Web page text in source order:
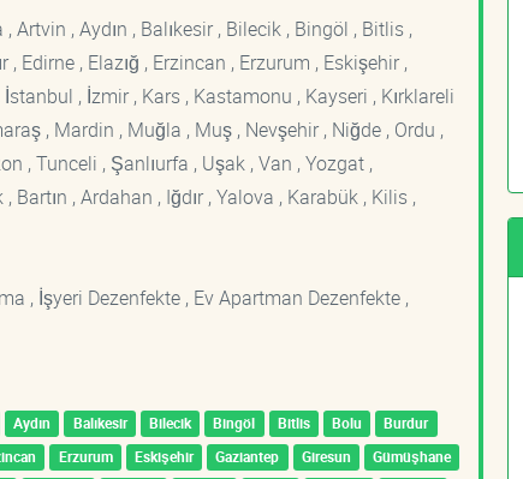
, Aydın , Balıkesir , Bilecik , Bingöl , Bitlis ,
Edirne , Elazığ , Erzincan , Erzurum , Eskişehir ,
, İzmir , Kars , Kastamonu , Kayseri , Kırklareli
, Mardin , Muğla , Muş , Nevşehir , Niğde , Ordu ,
, Tunceli , Şanlıurfa , Uşak , Van , Yozgat ,
, Ardahan , Iğdır , Yalova , Karabük , Kilis ,
, İşyeri Dezenfekte , Ev Apartman Dezenfekte ,
Aydın Balıkesir Bilecik Bingöl Bitlis Bolu
Burdur
Erzurum Eskişehir Gaziantep Giresun
Gümüşhane